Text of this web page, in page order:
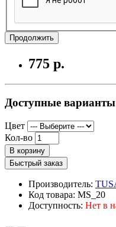
Продолжить
775 р.
Доступные варианты
Цвет
Кол-во
В корзину
Быстрый заказ
Производитель:
Код товара: MS_20
Доступность: Нет в